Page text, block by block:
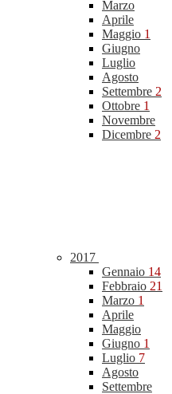
Marzo
Aprile
Maggio 1
Giugno
Luglio
Agosto
Settembre 2
Ottobre 1
Novembre
Dicembre 2
2017
Gennaio 14
Febbraio 21
Marzo 1
Aprile
Maggio
Giugno 1
Luglio 7
Agosto
Settembre